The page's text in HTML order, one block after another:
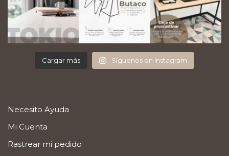
Cargar más Síguenos en Instagram
Necesito Ayuda
Mi Cuenta
Rastrear mi pedido